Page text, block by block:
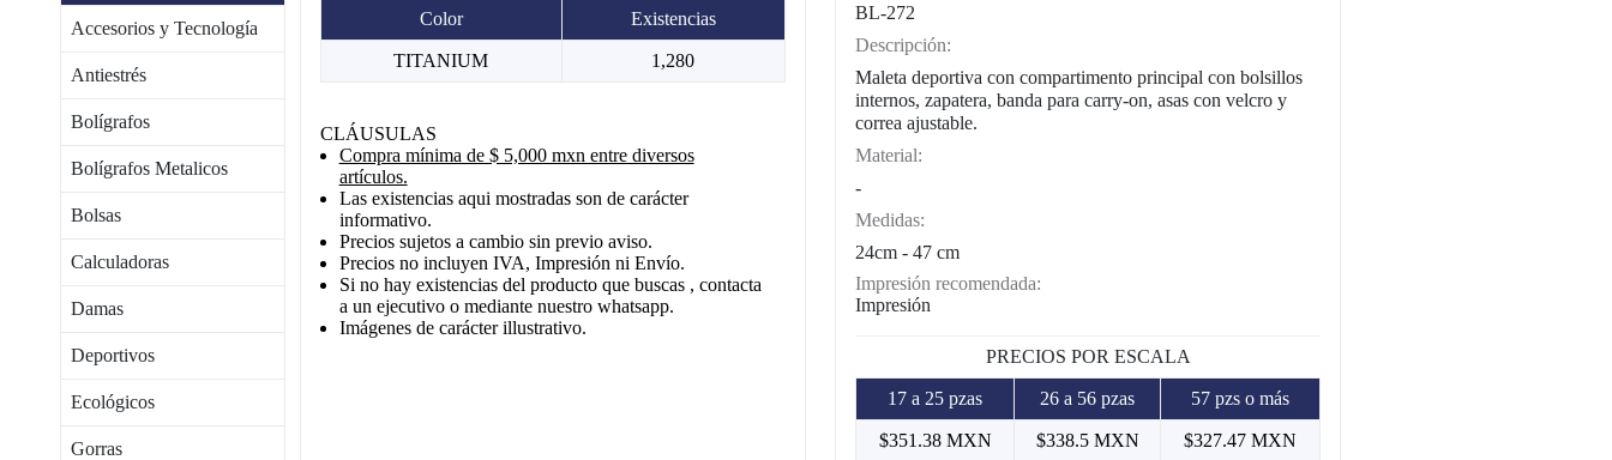
Accesorios y Tecnología
Antiestrés
Bolígrafos
Bolígrafos Metalicos
Bolsas
Calculadoras
Damas
Deportivos
Ecológicos
Gorras
Color Existencias
TITANIUM 1,280
CLÁUSULAS
Compra mínima de $ 5,000 mxn entre diversos
artículos.
Las existencias aqui mostradas son de carácter
informativo.
Precios sujetos a cambio sin previo aviso.
Precios no incluyen IVA, Impresión ni Envío.
Si no hay existencias del producto que buscas , contacta
a un ejecutivo o mediante nuestro whatsapp.
Imágenes de carácter illustrativo.
BL-272
Descripción:
Maleta deportiva con compartimento principal con bolsillos
internos, zapatera, banda para carry-on, asas con velcro y
correa ajustable.
Material:
-
Medidas:
24cm - 47 cm
Impresión recomendada:
Impresión
PRECIOS POR ESCALA
17 a 25 pzas 26 a 56 pzas 57 pzs o más
$351.38 MXN $338.5 MXN $327.47 MXN